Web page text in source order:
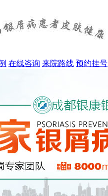
在线咨询 来院路线 预约挂号